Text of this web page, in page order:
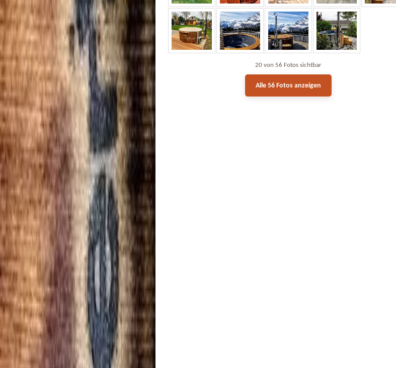
20 von 56 Fotos sichtbar
Alle 56 Fotos anzeigen